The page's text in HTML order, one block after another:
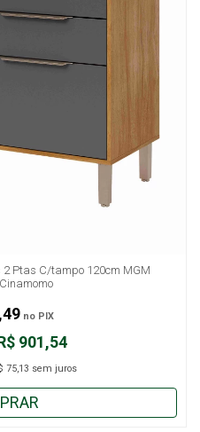
Ptas C/tampo 120cm MGM
901,54
75,13 sem juros
no PIX